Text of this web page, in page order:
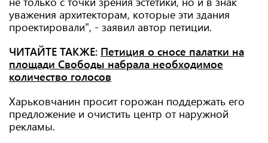
уважения архитекторам, которые эти здания
проектировали", - заявил автор петиции.
ЧИТАЙТЕ ТАКЖЕ: Петиция о сносе палатки на
площади Свободы набрала необходимое
количество голосов
Харьковчанин просит горожан поддержать его
предложение и очистить центр от наружной
рекламы.